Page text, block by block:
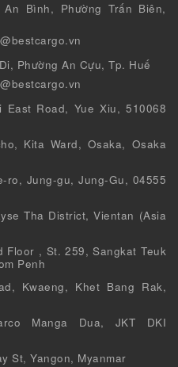
Bình, Phường Trấn Biên,
Phường An Cựu, Tp. Huế
East Road, Yue Xiu, 510068
Kita Ward, Osaka, Osaka
ro, Jung-gu, Jung-Gu, 04555
Tha District, Vientan (Asia
Floor , St. 259, Sangkat Teuk
Penh
Kwaeng, Khet Bang Rak,
Manga Dua, JKT DKI
St, Yangon, Myanmar